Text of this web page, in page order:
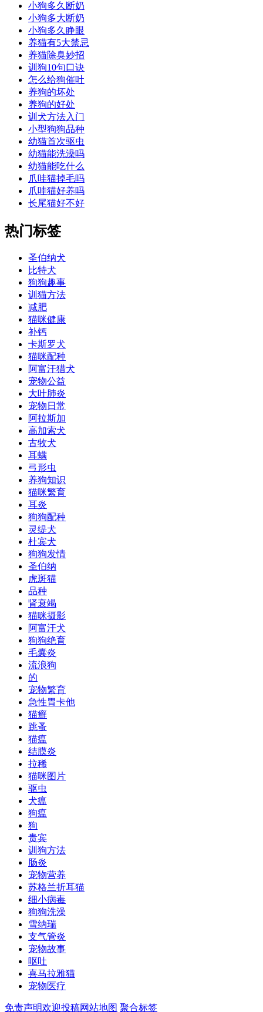
小狗多久断奶
小狗多大断奶
小狗多久睁眼
养猫有5大禁忌
养猫除臭妙招
训狗10句口诀
怎么给狗催吐
养狗的坏处
养狗的好处
训犬方法入门
小型狗狗品种
幼猫首次驱虫
幼猫能洗澡吗
幼猫能吃什么
爪哇猫掉毛吗
爪哇猫好养吗
长尾猫好不好
热门标签
圣伯纳犬
比特犬
狗狗趣事
训猫方法
减肥
猫咪健康
补钙
卡斯罗犬
猫咪配种
阿富汗猎犬
宠物公益
大叶肺炎
宠物日常
阿拉斯加
高加索犬
古牧犬
耳螨
弓形虫
养狗知识
猫咪繁育
耳炎
狗狗配种
灵缇犬
杜宾犬
狗狗发情
圣伯纳
虎斑猫
品种
肾衰竭
猫咪摄影
阿富汗犬
狗狗绝育
毛囊炎
流浪狗
的
宠物繁育
急性胃卡他
猫癣
跳蚤
猫瘟
结膜炎
拉稀
猫咪图片
驱虫
犬瘟
狗瘟
狗
贵宾
训狗方法
肠炎
宠物营养
苏格兰折耳猫
细小病毒
狗狗洗澡
雪纳瑞
支气管炎
宠物故事
呕吐
喜马拉雅猫
宠物医疗
免责声明欢迎投稿网站地图 聚合标签